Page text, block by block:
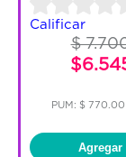
Calificar
$
PUM: $
Agregar